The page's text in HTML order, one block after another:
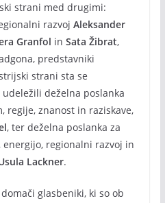
strani med drugimi:
razvoj Aleksander
Granfol in Sata Žibrat,
predstavniki
strani sta se
deželna poslanka
regije, znanost in raziskave,
, ter deželna poslanka za
energijo, regionalni razvoj in
Lackner.
glasbeniki, ki so ob